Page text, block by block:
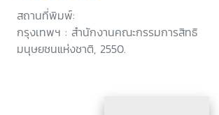
สถานที่พิมพ์:
กรุงเทพฯ : สำนักงานคณะกรรมการสิทธิ
มนุษยชนแห่งชาติ, 2550.